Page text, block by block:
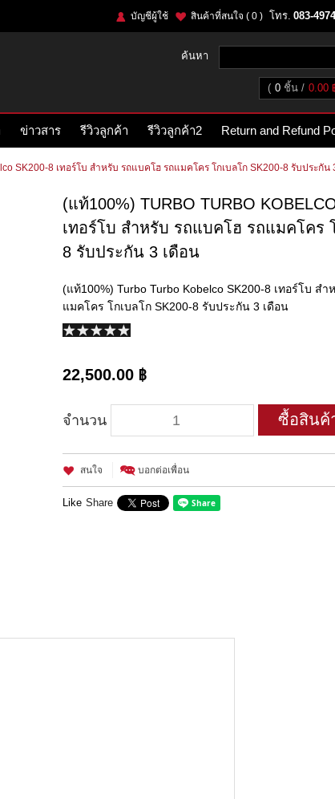
โทร. 083-
สินค้าที่สนใจ ( 0 )
บัญชีผู้ใช้
ค้นหา
( 0 ชิ้น 0.00
ข่าวสาร รีวิวลูกค้า รีวิวลูกค้า2 Return and Refund
SK200-8 เทอร์โบ สำหรับ รถแบคโฮ รถแมคโคร โกเบลโก SK200-8 รับประกัน
(แท้100%) TURBO TURBO
เทอร์โบ สำหรับ รถแบคโฮ รถแมคโคร
8 รับประกัน 3 เดือน
(แท้100%) Turbo Turbo Kobelco SK200-8 เทอร์โบ ส
แมคโคร โกเบลโก SK200-8 รับประกัน 3 เดือน
22,500.00 ฿
จำนวน ซื้อสินค้
สนใจ บอกต่อเพื่อน
Like Share